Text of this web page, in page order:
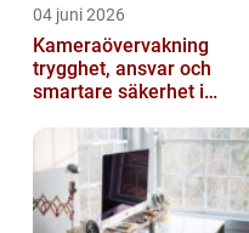
04 juni 2026
Kameraövervakning
trygghet, ansvar och
smartare säkerhet i